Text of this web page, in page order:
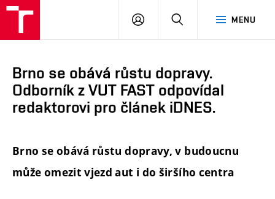
Brno
MENU
PŘIHLÁSIT
Brno se obává růstu dopravy.
Odborník z VUT FAST odpovídal
redaktorovi pro článek iDNES.
Brno se obává růstu dopravy, v budoucnu
může omezit vjezd aut i do širšího centra